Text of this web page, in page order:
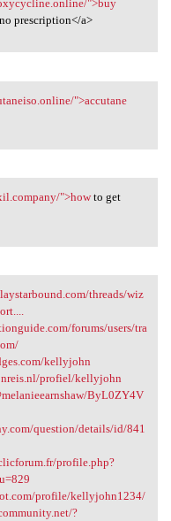
">buy
prescription</a>
">accutane
">howto get
threads/wiz
forums/users/tra
kellyjohn
profiel/kellyjohn
ByL0ZY4V
question/details/id/841
profile.php?
profile/kellyjohn1234/
?